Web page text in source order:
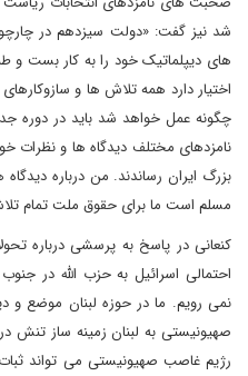
شد نیز گفت: «دولت سیزدهم در
های دیپلماتیک خود را به کار بست و
اختیار دارد همه تلاش ها و
چگونه عمل خواهد شد باید در دوره
نامزدهای مختلف دیدگاه ها و
بزرگ ایران رساندند. من درباره
مسلم است ما برای حقوق ملت تمام
کنعانی در پاسخ به پرسشی درباره
احتمالی اسرائیل به حزب الله در
نمی رویم. ما در حوزه لبنان موضع و
صهیونیستی به لبنان زمینه ساز تنش
رژیم غاصب صهیونیستی می تواند